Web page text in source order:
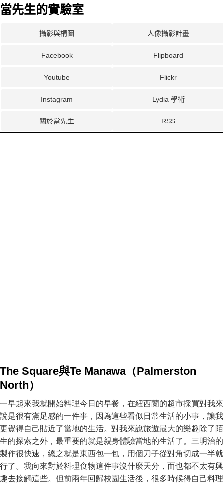
當先生的實驗室
攝影與構圖 人像攝影計畫
Facebook Flipboard
Youtube Flickr
Instagram Lydia 學術
關於當先生 RSS
The Square與Te Manawa（Palmerston
North）
一早起來我就開始料理今日的早餐，在紐西蘭的超市採買對我來
說是很有滿足感的一件事，因為這些看似日常生活的小事，讓我
更覺得自己貼近了當地的生活。對我來說旅遊最大的樂趣除了陌
生的探索之外，最重要的就是親身體驗當地的生活了。三明治的
製作很快速，總之就是東西包一包，用個刀子從對角切成一半就
行了。我向來對於料理食物這件事沒什麼天分，而也都不太有興
趣去接觸這些。但前兩年回歸校園生活後，很多時候得自己料理